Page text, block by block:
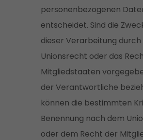
personenbezogenen
entscheidet. Sind die
dieser Verarbeitung durch
Unionsrecht oder das
Mitgliedstaaten
der Verantwortliche
können die bestimmten
Benennung nach dem
oder dem Recht der